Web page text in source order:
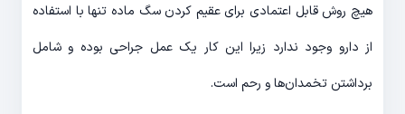
هیچ روش قابل اعتمادی برای عقیم کردن سگ ماده تنها با استفاده
از دارو وجود ندارد زیرا این کار یک عمل جراحی بوده و شامل
برداشتن تخمدان‌ها و رحم است.